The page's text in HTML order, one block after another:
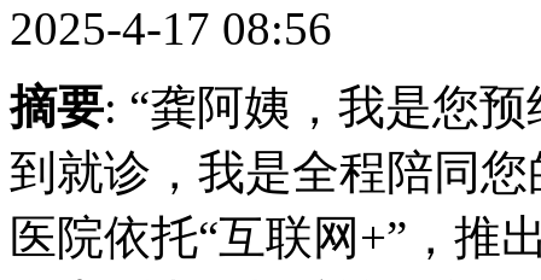
2025-4-17 08:56
摘要: “龚阿姨，我是您
到就诊，我是全程陪同
医院依托“互联网+”，推